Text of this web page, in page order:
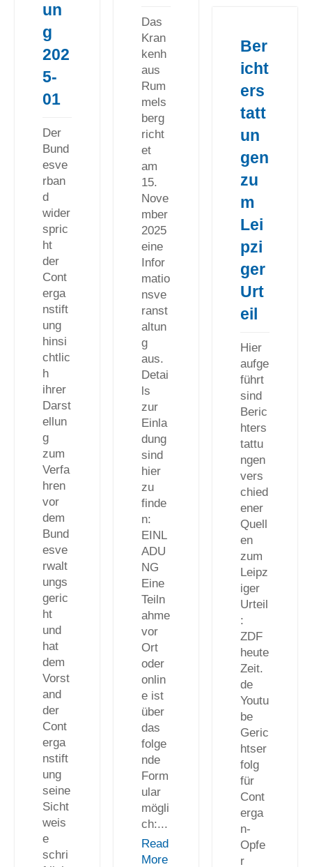
Das
Kran
kenh
aus
Rum
mels
berg
richt
et
am
15.
Nove
mber
2025
eine
Infor
matio
nsve
ranst
altun
g
aus.
Detai
ls
zur
Einla
dung
sind
hier
zu
finde
n:
EINL
ADU
NG
Eine
Teiln
ahme
vor
Ort
oder
onlin
e ist
über
das
folge
nde
Form
ular
mögli
ch:...
Read
More
un
g
202
5-
01
Der
Bund
esve
rban
d
wider
spric
ht
der
Cont
erga
nstift
ung
hinsi
chtlic
h
ihrer
Darst
ellun
g
zum
Verfa
hren
vor
dem
Bund
esve
rwalt
ungs
geric
ht
und
hat
dem
Vorst
and
der
Cont
erga
nstift
ung
seine
Sicht
weis
e
schri
Ber
icht
ers
tatt
un
gen
zu
m
Lei
pzi
ger
Urt
eil
Hier
aufge
führt
sind
Beric
hters
tattu
ngen
vers
chied
ener
Quell
en
zum
Leipz
iger
Urteil
:
ZDF
heute
Zeit.
de
Youtu
be
Geric
htser
folg
für
Cont
erga
n-
Opfe
r